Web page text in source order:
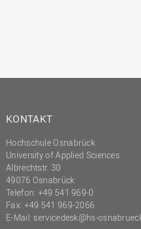
KONTAKT
Hochschule Osnabrück
University of Applied Sciences
Albrechtstr. 30
49076 Osnabrück
Telefon: +49 541 969-0
Fax: +49 541 969-2066
E-Mail: servicedesk@hs-